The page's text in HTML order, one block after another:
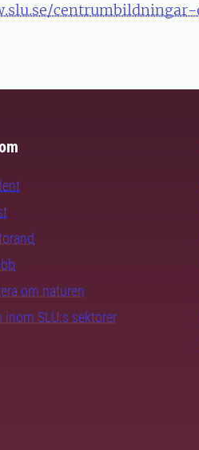
om naturen
inom SLU:s sektorer